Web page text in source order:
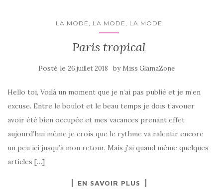
LA MODE, LA MODE, LA MODE
Paris tropical
Posté le 26 juillet 2018 by Miss GlamaZone
Hello toi, Voilà un moment que je n’ai pas publié et je m’en
excuse. Entre le boulot et le beau temps je dois t’avouer
avoir été bien occupée et mes vacances prenant effet
aujourd’hui même je crois que le rythme va ralentir encore
un peu ici jusqu’à mon retour. Mais j’ai quand même quelques
articles […]
EN SAVOIR PLUS